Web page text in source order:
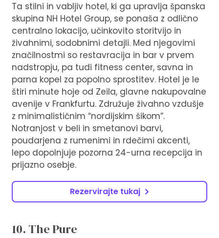
Ta stilni in vabljiv hotel, ki ga upravlja španska
skupina NH Hotel Group, se ponaša z odlično
centralno lokacijo, učinkovito storitvijo in
živahnimi, sodobnimi detajli. Med njegovimi
značilnostmi so restavracija in bar v prvem
nadstropju, pa tudi fitness center, savna in
parna kopel za popolno sprostitev. Hotel je le
štiri minute hoje od Zeila, glavne nakupovalne
avenije v Frankfurtu. Združuje živahno vzdušje
z minimalističnim “nordijskim šikom”.
Notranjost v beli in smetanovi barvi,
poudarjena z rumenimi in rdečimi akcenti,
lepo dopolnjuje pozorna 24-urna recepcija in
prijazno osebje.
Rezervirajte tukaj
10. The Pure